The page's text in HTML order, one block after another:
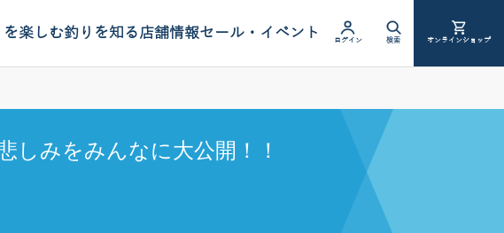
を楽しむ釣りを知る店舗情報セール・イベント ログイン 検索 オンラインショップ
しみをみんなに大公開！！